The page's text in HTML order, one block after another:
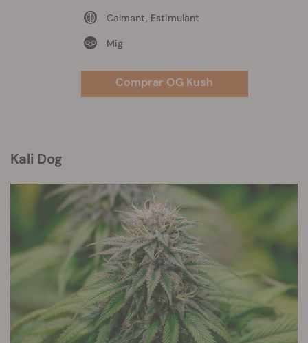
Calmant, Estimulant
Mig
Comprar OG Kush
Kali Dog